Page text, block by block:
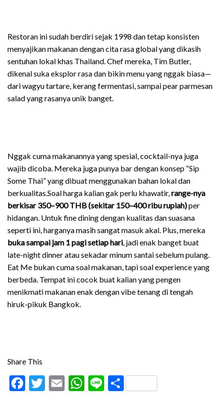
Restoran ini sudah berdiri sejak 1998 dan tetap konsisten
menyajikan makanan dengan cita rasa global yang dikasih
sentuhan lokal khas Thailand.Chef mereka, Tim Butler,
dikenal suka eksplor rasa dan bikin menu yang nggak biasa—
dari wagyu tartare, kerang fermentasi, sampai pear parmesan
salad yang rasanya unik banget.
Nggak cuma makanannya yang spesial, cocktail-nya juga
wajib dicoba. Mereka juga punya bar dengan konsep “Sip
Some Thai” yang dibuat menggunakan bahan lokal dan
berkualitas.Soal harga kalian gak perlu khawatir, range-nya
berkisar 350–900 THB (sekitar 150–400 ribu rupiah)per
hidangan. Untuk fine dining dengan kualitas dan suasana
seperti ini, harganya masih sangat masuk akal. Plus, mereka
buka sampai jam 1 pagi setiap hari , jadi enak banget buat
late-night dinner atau sekadar minum santai sebelum pulang.
Eat Me bukan cuma soal makanan, tapi soal experience yang
berbeda. Tempat ini cocok buat kalian yang pengen
menikmati makanan enak dengan vibe tenang di tengah
hiruk-pikuk Bangkok.
Share This
Facebook
Twitter
EmailWhatsApp
LineShare